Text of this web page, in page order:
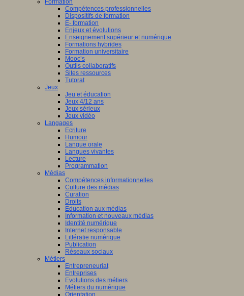
Formation
Compétences professionnelles
Dispositifs de formation
E- formation
Enjeux et évolutions
Enseignement supérieur et numérique
Formations hybrides
Formation universitaire
Mooc’s
Outils collaboratifs
Sites ressources
Tutorat
Jeux
Jeu et éducation
Jeux 4/12 ans
Jeux sérieux
Jeux vidéo
Langages
Ecriture
Humour
Langue orale
Langues vivantes
Lecture
Programmation
Médias
Compétences informationnelles
Culture des médias
Curation
Droits
Education aux médias
Information et nouveaux médias
Identité numérique
Internet responsable
Littératie numérique
Publication
Réseaux sociaux
Métiers
Entrepreneuriat
Entreprises
Evolutions des métiers
Métiers du numérique
Orientation